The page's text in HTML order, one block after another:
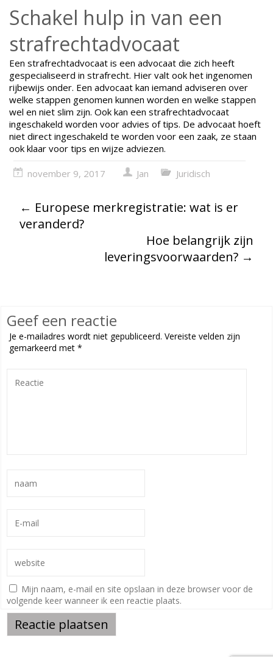
Schakel hulp in van een
strafrechtadvocaat
Een strafrechtadvocaat is een advocaat die zich heeft
gespecialiseerd in strafrecht. Hier valt ook het ingenomen
rijbewijs onder. Een advocaat kan iemand adviseren over
welke stappen genomen kunnen worden en welke stappen
wel en niet slim zijn. Ook kan een strafrechtadvocaat
ingeschakeld worden voor advies of tips. De advocaat hoeft
niet direct ingeschakeld te worden voor een zaak, ze staan
ook klaar voor tips en wijze adviezen.
november 9, 2017 Jan Juridisch
← Europese merkregistratie: wat is er
veranderd?
Hoe belangrijk zijn
leveringsvoorwaarden? →
Geef een reactie
Je e-mailadres wordt niet gepubliceerd. Vereiste velden zijn
gemarkeerd met*
Mijn naam, e-mail en site opslaan in deze browser voor de
volgende keer wanneer ik een reactie plaats.